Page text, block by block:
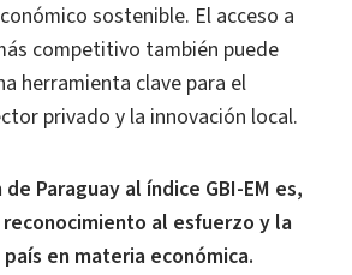
sostenible. El acceso a
competitivo también puede
herramienta clave para el
privado y la innovación local.
Paraguay al índice GBI-EM es,
al esfuerzo y la
en materia económica.